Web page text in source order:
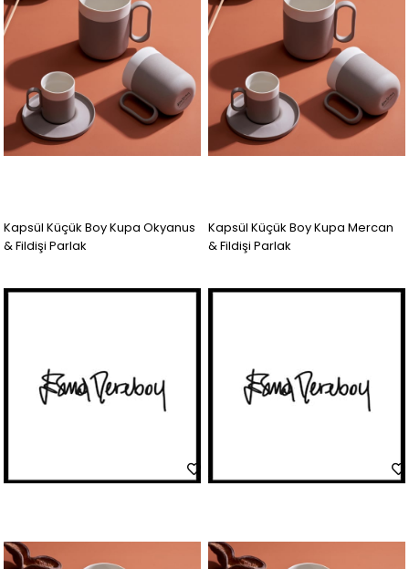
Kapsül Küçük Boy Kupa Okyanus
& Fildişi Parlak
Kapsül Küçük Boy Kupa Mercan
& Fildişi Parlak